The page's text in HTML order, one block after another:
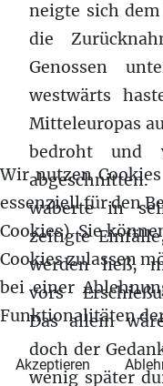
neigte sich
die
Genossen
westwärts
Mitteleuropas
bedroht und
waberte in
zeitigte
werden ließ,
vors
Das allein
doch der
wenig später
Wir nutzen
essenziell für den
Cookies). Sie
Cookies zulassen
bei einer
Funktionalitäten
Akzeptieren